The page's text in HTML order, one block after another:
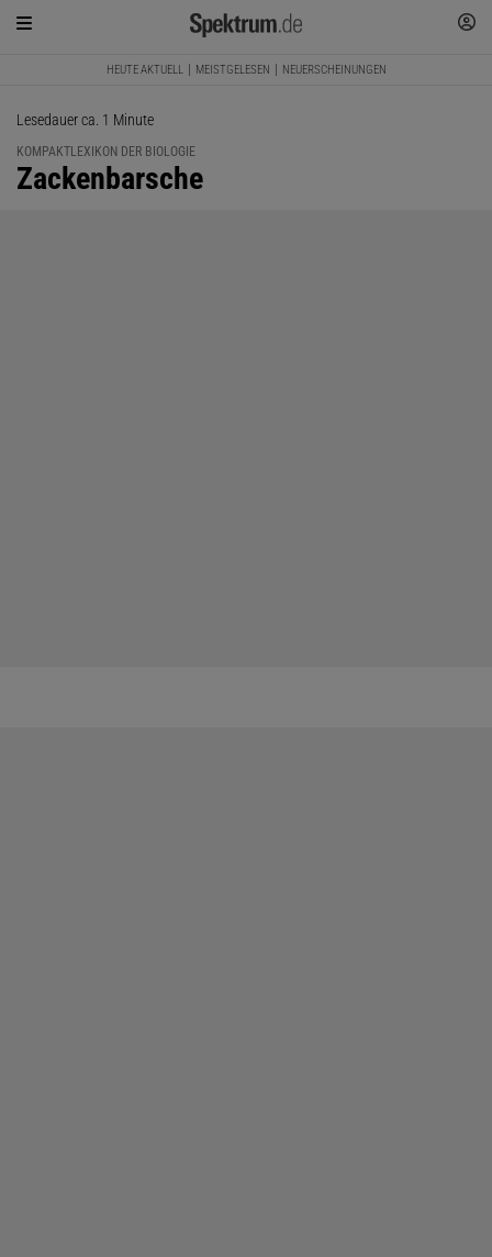
HEUTE AKTUELL MEISTGELESEN NEUERSCHEINUNGEN
Lesedauer ca. 1 Minute
KOMPAKTLEXIKON DER BIOLOGIE
:
Zackenbarsche